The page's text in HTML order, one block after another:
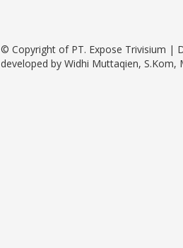
© Copyright of PT. Expose Trivisium |
developed by Widhi Muttaqien, S.Kom,